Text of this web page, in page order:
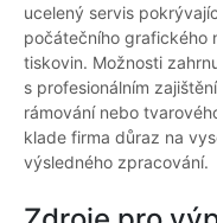
ucelený servis
počátečního grafického
tiskovin. Možnosti
s profesionálním
rámování nebo
klade firma důraz na
výsledného zpracování.